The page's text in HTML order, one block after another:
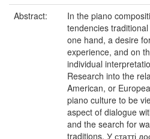
Abstract:
In the piano
tendencies
one hand, a desire
experience, and on
individual
Research into the
American, or
piano culture to be
aspect of dialogue
and the search for
traditions. У статті